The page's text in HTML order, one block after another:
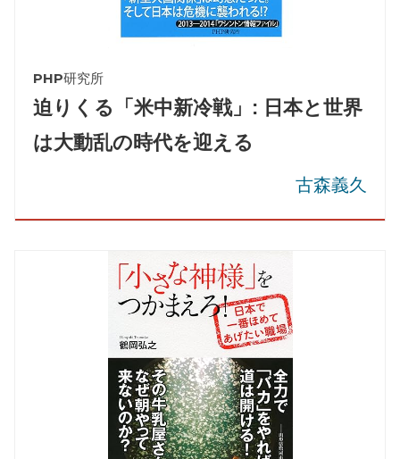
PHP研究所
迫りくる「米中新冷戦」: 日本と世界
は大動乱の時代を迎える
古森義久